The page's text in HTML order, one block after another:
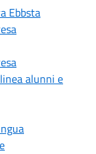
Ebbsta
alunni e